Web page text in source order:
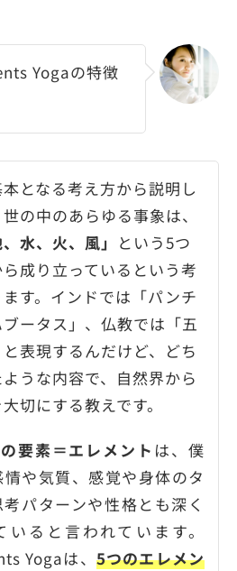
Yogaの特徴
となる考え方から説明し
の中のあらゆる事象は、
、水、火、風」 という5つ
成り立っているという考
す。インドでは「パンチ
ータス」、仏教では「五
表現するんだけど、どち
うな内容で、自然界から
切にする教えです。
要素＝エレメント は、僕
や気質、感覚や身体のタ
パターンや性格とも深く
いると言われています。
Yogaは、 5つのエレメン